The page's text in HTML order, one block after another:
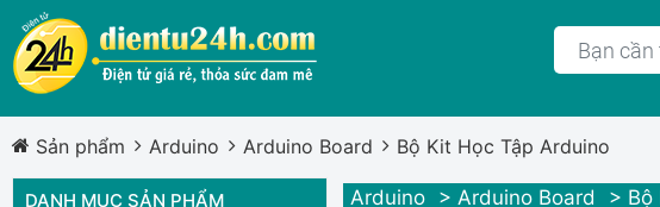
Sản phẩm Arduino Arduino Board Bộ Kit Học Tập Arduino
Arduino > Arduino Board > Bộ
DANH MỤC SẢN PHẨM